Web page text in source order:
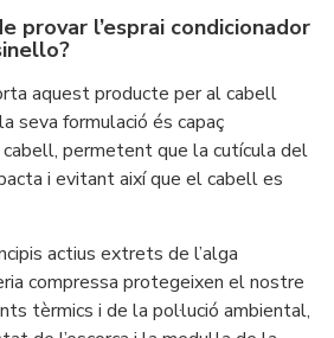
provar l’esprai condicionador
aquest producte per al cabell
seva formulació és capaç
cabell, permetent que la cutícula del
i evitant així que el cabell es
actius extrets de l’alga
compressa protegeixen el nostre
tèrmics i de la pol·lució ambiental,